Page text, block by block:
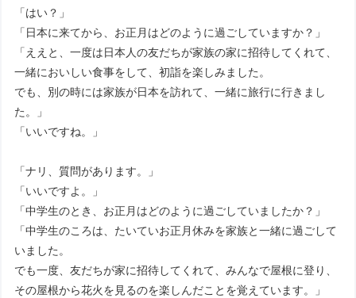
「はい？」
「日本に来てから、お正月はどのように過ごしていますか？」
「ええと、一度は日本人の友だちが家族の家に招待してくれて、
一緒においしい食事をして、初詣を楽しみました。
でも、別の時には家族が日本を訪れて、一緒に旅行に行きまし
た。」
「いいですね。」
「ナリ、質問があります。」
「いいですよ。」
「中学生のとき、お正月はどのように過ごしていましたか？」
「中学生のころは、たいていお正月休みを家族と一緒に過ごして
いました。
でも一度、友だちが家に招待してくれて、みんなで屋根に登り、
その屋根から花火を見るのを楽しんだことを覚えています。」